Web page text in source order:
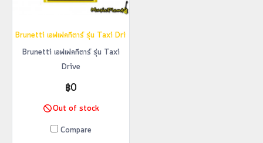
Brunetti เอฟเฟคกีตาร์ รุ่น Taxi Drive
Brunetti เอฟเฟคกีตาร์ รุ่น Taxi
Drive
฿0
Out of stock
Compare